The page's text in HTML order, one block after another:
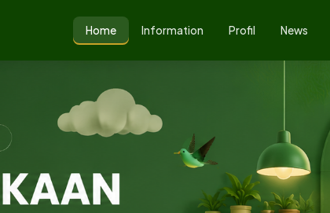
Home Information Profil News